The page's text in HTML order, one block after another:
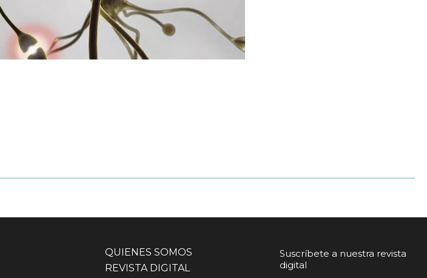
QUIENES SOMOS
REVISTA DIGITAL
Suscríbete a nuestra revista
digital